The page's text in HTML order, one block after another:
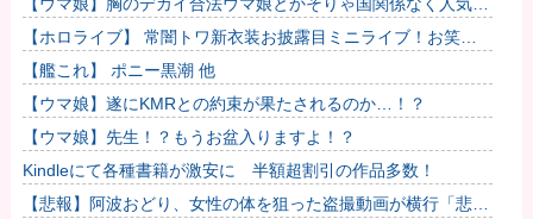
るわな
【ホロライブ】 常闇トワ新衣装お披露目ミニライブ！お笑い
芸人みたいなリアクションをするトワ様
【艦これ】 ポニー黒潮 他
【ウマ娘】遂にKMRとの約束が果たされるのか…！？
【ウマ娘】先生！？もうお盆入りますよ！？
Kindleにて各種書籍が激安に 半額超割引の作品多数！
【悲報】阿波おどり、女性の体を狙った盗撮動画が横行「悲し